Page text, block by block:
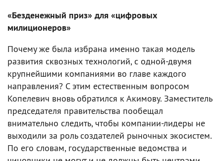
«Безденежный приз» для «цифровых
милиционеров»
Почему же была избрана именно такая модель
развития сквозных технологий, с одной-двумя
крупнейшими компаниями во главе каждого
направления? С этим естественным вопросом
Копелевич вновь обратился к Акимову. Заместитель
председателя правительства пообещал
внимательно следить, чтобы компании-лидеры не
выходили за роль создателей рыночных экосистем.
По его словам, государственные ведомства и